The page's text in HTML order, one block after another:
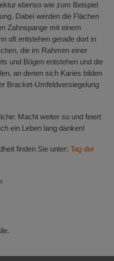
ebenso wie zum Beispiel
Dabei werden die Flächen
Zahnspange mit einem
oft entstehen gerade dort in
die im Rahmen einer
und Bögen entstehen und die
an denen sich Karies bilden
Bracket-Umfeldversiegelung
Macht weiter so und feiert
ein Leben lang danken!
finden Sie unter: Tag der